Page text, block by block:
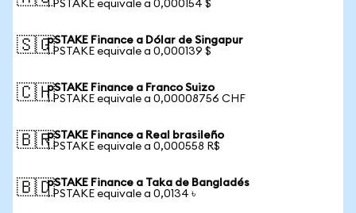
1 PSTAKE equivale a 0,000154 $
🇸🇬pSTAKE Finance a Dólar de Singapur
1 PSTAKE equivale a 0,000139 $
🇨🇭pSTAKE Finance a Franco Suizo
1 PSTAKE equivale a 0,00008756 CHF
🇧🇷pSTAKE Finance a Real brasileño
1 PSTAKE equivale a 0,000558 R$
🇧🇩pSTAKE Finance a Taka de Bangladés
1 PSTAKE equivale a 0,0134 ৳